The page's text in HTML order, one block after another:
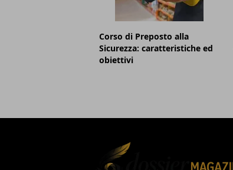
Corso di Preposto alla
Sicurezza: caratteristiche ed
obiettivi